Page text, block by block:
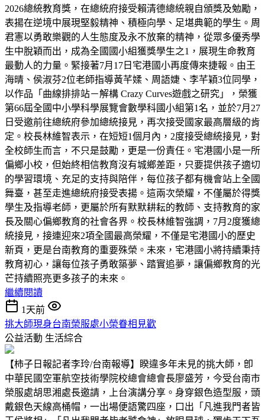
2026總統教育獎，在總統府接受賴清德總統親自頒獎及勉勵，
表揚在逆境中展現堅毅精神、積極向學、足堪典範的學生。周
君憲以勇敢樂觀的人生態度及永不放棄的精神，從眾多優秀學
生中脫穎而出，成為全國國小組獲獎學生之1，展現生命教育
最動人的力量。緊接著7月17日宅港國小再度傳來捷報。由王
海晴、侯淑芬2位老師指導黃芊媃、周語婕、李芊穎3位同學，
以作品「曲線排排站－解構 Crazy Curves遊戲之研究」，榮獲
第66屆全國中小學科學展覽會數學科國小組第1名，並於7月27
日受邀前往總統府參加總統接見，再次接受國家最高層級的肯
定。校長林維智表示，在短短1個月內，2度接受總統接見，對
全校師生而言，不只是鼓勵，更是一份責任。宅港國小是一所
偏鄉小校，但始終相信教育沒有城鄉差距，只要提供孩子適切
的學習環境、充足的支持與陪伴，每位孩子都有機會站上全國
舞臺，甚至走進總統府接受表揚。這兩次榮耀，不僅屬於得獎
學生及指導老師，更屬於所有默默耕耘的教師、支持教育的家
長及關心偏鄉教育的社會各界。校長林維智強調，7月2度獲總
統接見，接連迎來2項全國最高榮耀，不僅是宅港國小的歷史
新頁，更是台南教育的重要殊榮。未來，宅港國小將持續秉持
教育初心，讓每位孩子勇敢築夢、踏實追夢，讓偏鄉教育的光
芒持續照亮更多孩子的未來。
繼續閱讀
1天前
挑大師現身台南榮服處小榮眷相見歡
公益活動 生活綜合
【柿子日報記者李玲/台南報導】睽違多年未見的挑大師，卽
中華民國空軍航空技術學院校總會總會長廖盛芳，今受台南市
榮服處胡思湘處長邀請，上台演講分享。身穿銀色造型服，頭
戴銀色天線高桶帽，一出場便語驚四座，口出「凡進我門者皆